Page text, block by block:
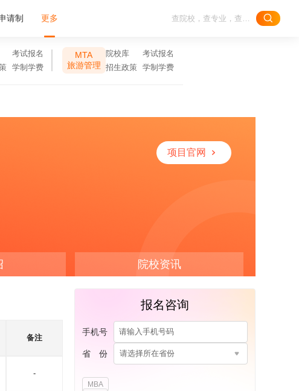
请制 更多
考试报名
学制学费
MTA
旅游管理
院校库
考试报名
招生政策
学制学费
项目官网
院校资讯
备注
-
报名咨询
手机号
省 份 请选择所在省份
MBA